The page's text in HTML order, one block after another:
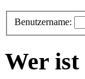
Benutzername:
Wer ist